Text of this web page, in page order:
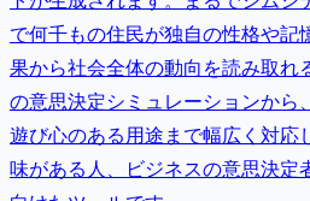
で何千もの住民が独自の性格や記
果から社会全体の動向を読み取れ
の意思決定シミュレーションから
遊び心のある用途まで幅広く対応
味がある人、ビジネスの意思決定